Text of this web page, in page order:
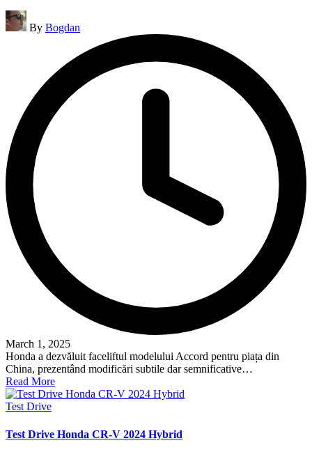
Posted
by
By Bogdan
March 1, 2025
Honda a dezvăluit faceliftul modelului Accord pentru piața din
China, prezentând modificări subtile dar semnificative…
Read More
Posted
Test Drive
Test Drive Honda CR-V 2024 Hybrid